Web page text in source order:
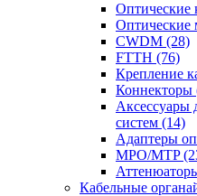
Оптические
Оптические
CWDM (28)
FTTH (76)
Крепление
Коннекторы
Аксессуары
систем (14)
Адаптеры
MPO/MTP
Кабельные